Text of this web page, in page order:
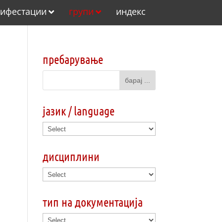
групи индекс
пребарување
јазик / language
дисциплини
тип на документација